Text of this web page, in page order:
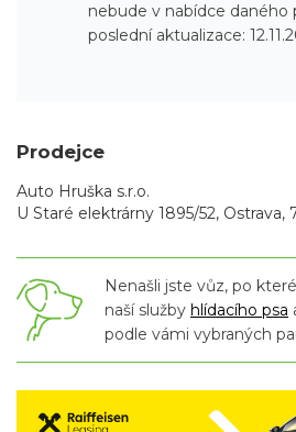
nebude v nabídce daného
poslední aktualizace:
Prodejce
Auto Hruška s.r.o.
U Staré elektrárny 1895/52, Ostrava,
Nenašli jste vůz, po
naší služby hlídacího psa
podle vámi vybraných